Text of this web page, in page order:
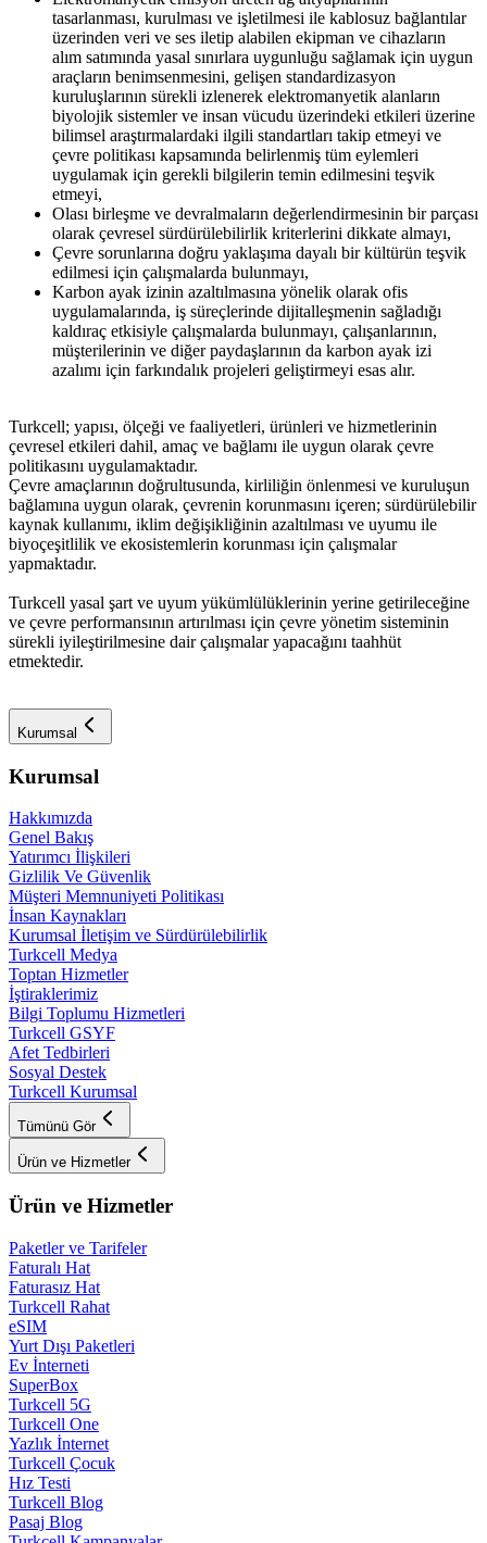
tasarlanması, kurulması ve işletilmesi ile kablosuz bağlantılar
üzerinden veri ve ses iletip alabilen ekipman ve cihazların
alım satımında yasal sınırlara uygunluğu sağlamak için uygun
araçların benimsenmesini, gelişen standardizasyon
kuruluşlarının sürekli izlenerek elektromanyetik alanların
biyolojik sistemler ve insan vücudu üzerindeki etkileri üzerine
bilimsel araştırmalardaki ilgili standartları takip etmeyi ve
çevre politikası kapsamında belirlenmiş tüm eylemleri
uygulamak için gerekli bilgilerin temin edilmesini teşvik
etmeyi,
Olası birleşme ve devralmaların değerlendirmesinin bir parçası
olarak çevresel sürdürülebilirlik kriterlerini dikkate almayı,
Çevre sorunlarına doğru yaklaşıma dayalı bir kültürün teşvik
edilmesi için çalışmalarda bulunmayı,
Karbon ayak izinin azaltılmasına yönelik olarak ofis
uygulamalarında, iş süreçlerinde dijitalleşmenin sağladığı
kaldıraç etkisiyle çalışmalarda bulunmayı, çalışanlarının,
müşterilerinin ve diğer paydaşlarının da karbon ayak izi
azalımı için farkındalık projeleri geliştirmeyi esas alır.
Turkcell; yapısı, ölçeği ve faaliyetleri, ürünleri ve hizmetlerinin
çevresel etkileri dahil, amaç ve bağlamı ile uygun olarak çevre
politikasını uygulamaktadır.
Çevre amaçlarının doğrultusunda, kirliliğin önlenmesi ve kuruluşun
bağlamına uygun olarak, çevrenin korunmasını içeren; sürdürülebilir
kaynak kullanımı, iklim değişikliğinin azaltılması ve uyumu ile
biyoçeşitlilik ve ekosistemlerin korunması için çalışmalar
yapmaktadır.
Turkcell yasal şart ve uyum yükümlülüklerinin yerine getirileceğine
ve çevre performansının artırılması için çevre yönetim sisteminin
sürekli iyileştirilmesine dair çalışmalar yapacağını taahhüt
etmektedir.
Kurumsal
Kurumsal
Hakkımızda
Genel Bakış
Yatırımcı İlişkileri
Gizlilik Ve Güvenlik
Müşteri Memnuniyeti Politikası
İnsan Kaynakları
Kurumsal İletişim ve Sürdürülebilirlik
Turkcell Medya
Toptan Hizmetler
İştiraklerimiz
Bilgi Toplumu Hizmetleri
Turkcell GSYF
Afet Tedbirleri
Sosyal Destek
Turkcell Kurumsal
Tümünü Gör
Ürün ve Hizmetler
Ürün ve Hizmetler
Paketler ve Tarifeler
Faturalı Hat
Faturasız Hat
Turkcell Rahat
eSIM
Yurt Dışı Paketleri
Ev İnterneti
SuperBox
Turkcell 5G
Turkcell One
Yazlık İnternet
Turkcell Çocuk
Hız Testi
Turkcell Blog
Pasaj Blog